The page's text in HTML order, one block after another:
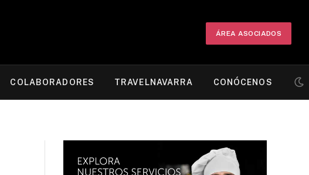
ÁREA ASOCIADOS
COLABORADORES TRAVELNAVARRA CONÓCENOS